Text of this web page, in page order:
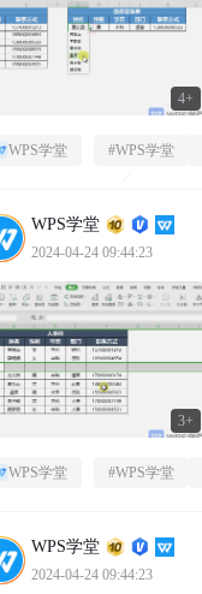
4+
WPS学堂 #WPS学堂
WPS学堂
2024-04-24 09:44:23
3+
WPS学堂 #WPS学堂
WPS学堂
2024-04-24 09:44:23